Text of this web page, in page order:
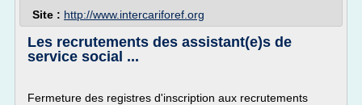
Site : http://www.intercariforef.org
Les recrutements des assistant(e)s de
service social ...
Fermeture des registres d'inscription aux recrutements